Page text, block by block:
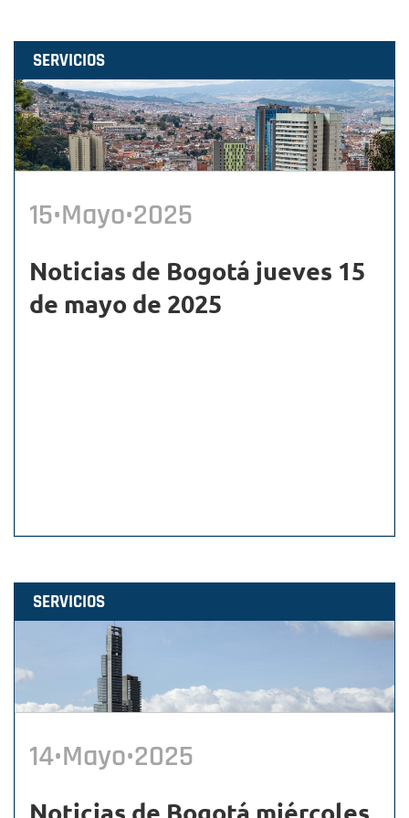
SERVICIOS
15•Mayo•2025
Noticias de Bogotá jueves 15
de mayo de 2025
SERVICIOS
14•Mayo•2025
Noticias de Bogotá miércoles